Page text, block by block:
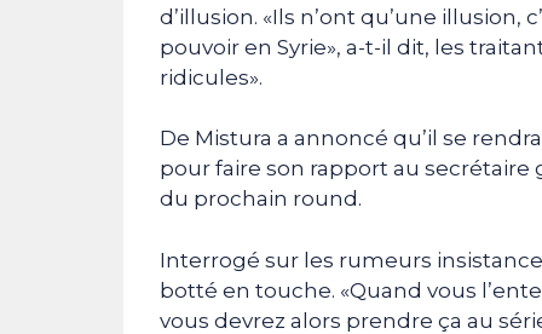
d’illusion. «Ils n’ont qu’une
pouvoir en Syrie», a-t-il dit, les
ridicules».
De Mistura a annoncé qu’il se
pour faire son rapport au secrétaire
du prochain round.
Interrogé sur les rumeurs
botté en touche. «Quand vous
vous devrez alors prendre ça au